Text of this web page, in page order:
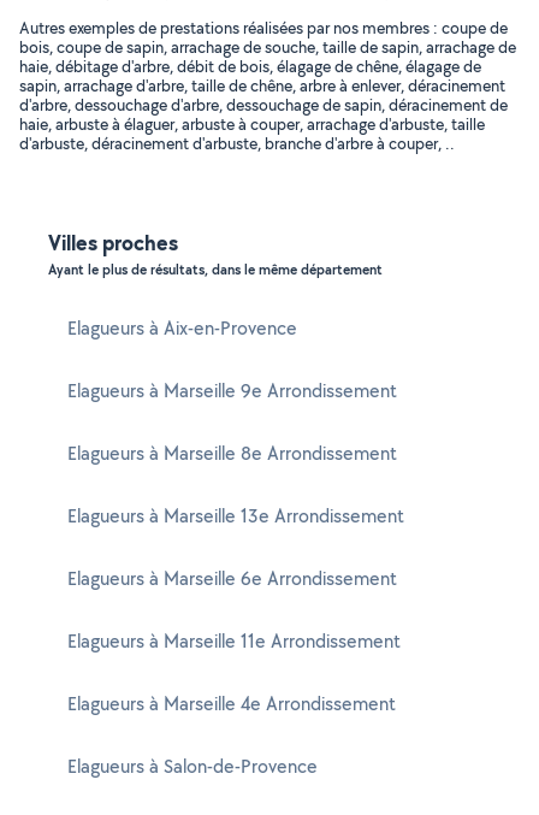
Autres exemples de prestations réalisées par nos membres : coupe de
bois, coupe de sapin, arrachage de souche, taille de sapin, arrachage de
haie, débitage d'arbre, débit de bois, élagage de chêne, élagage de
sapin, arrachage d'arbre, taille de chêne, arbre à enlever, déracinement
d'arbre, dessouchage d'arbre, dessouchage de sapin, déracinement de
haie, arbuste à élaguer, arbuste à couper, arrachage d'arbuste, taille
d'arbuste, déracinement d'arbuste, branche d'arbre à couper, ..
Villes proches
Ayant le plus de résultats, dans le même département
Elagueurs à Aix-en-Provence
Elagueurs à Marseille 9e Arrondissement
Elagueurs à Marseille 8e Arrondissement
Elagueurs à Marseille 13e Arrondissement
Elagueurs à Marseille 6e Arrondissement
Elagueurs à Marseille 11e Arrondissement
Elagueurs à Marseille 4e Arrondissement
Elagueurs à Salon-de-Provence